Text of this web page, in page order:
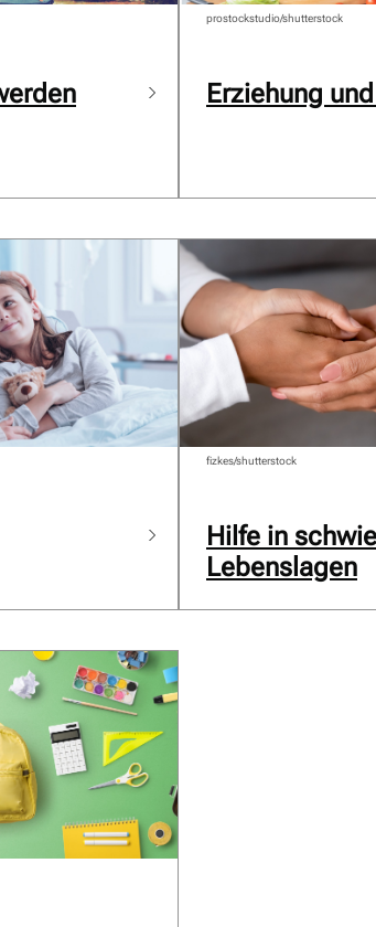
Erziehung
prostockstudio/shutterstock
Hilfe in
Lebenslagen
fizkes/shutterstock